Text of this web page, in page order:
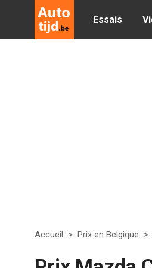
Essais
Accueil > Prix en Belgique >